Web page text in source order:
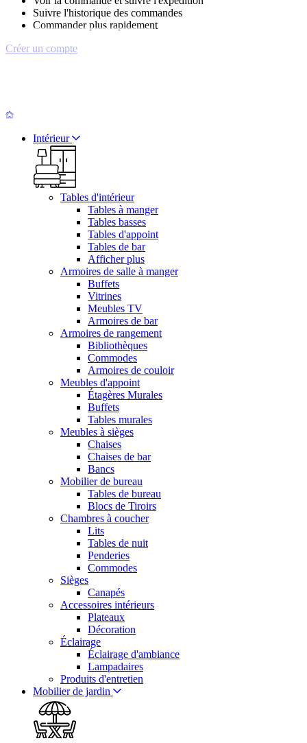
Suivre l'historique des commandes
Commander plus rapidement
Créer un compte
Intérieur
Tables d'intérieur
Tables à manger
Tables basses
Tables d'appoint
Tables de bar
Afficher plus
Armoires de salle à manger
Buffets
Vitrines
Meubles TV
Armoires de bar
Armoires de rangement
Bibliothèques
Commodes
Armoires de couloir
Meubles d'appoint
Étagères Murales
Buffets
Tables murales
Meubles à sièges
Chaises
Chaises de bar
Bancs
Mobilier de bureau
Tables de bureau
Blocs de Tiroirs
Chambres à coucher
Lits
Tables de nuit
Penderies
Commodes
Sièges
Canapés
Accessoires intérieurs
Plateaux
Décoration
Éclairage
Éclairage d'ambiance
Lampadaires
Produits d'entretien
Mobilier de jardin